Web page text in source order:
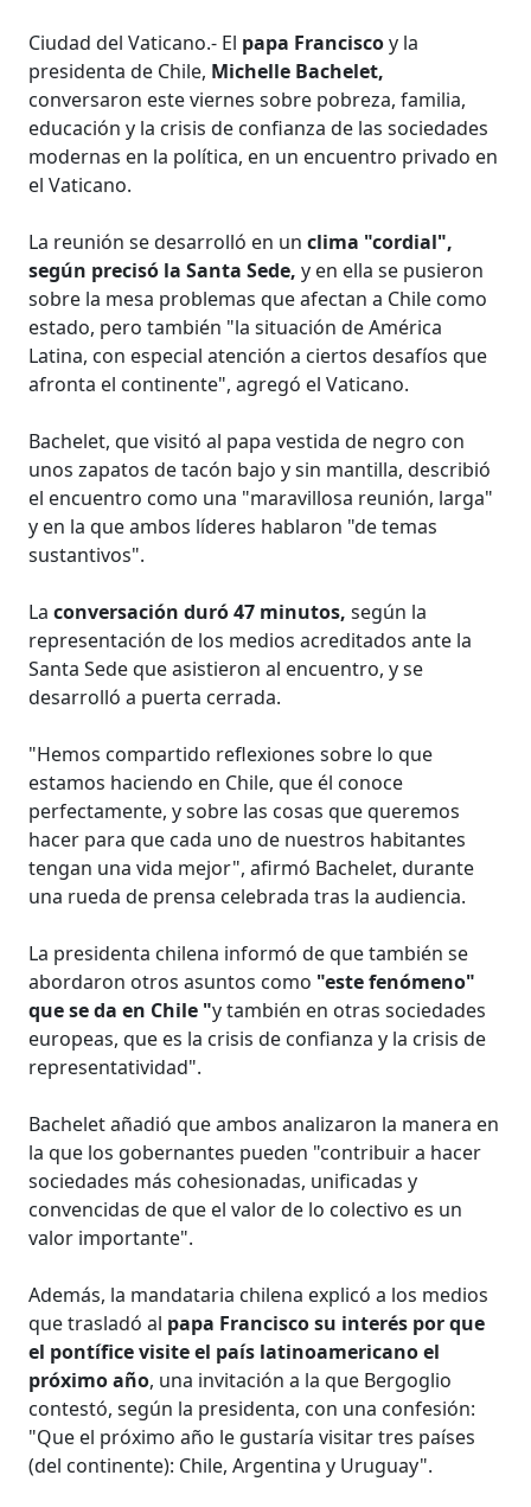
Ciudad del Vaticano.- El papa Franciscoy la
presidenta de Chile, Michelle Bachelet,
conversaron este viernes sobre pobreza, familia,
educación y la crisis de confianza de las sociedades
modernas en la política, en un encuentro privado en
el Vaticano.
La reunión se desarrolló en unclima "cordial",
según precisó la Santa Sede, y en ella se pusieron
sobre la mesa problemas que afectan a Chile como
estado, pero también "la situación de América
Latina, con especial atención a ciertos desafíos que
afronta el continente", agregó el Vaticano.
Bachelet, que visitó al papa vestida de negro con
unos zapatos de tacón bajo y sin mantilla, describió
el encuentro como una "maravillosa reunión, larga"
y en la que ambos líderes hablaron "de temas
sustantivos".
Laconversación duró 47 minutos,según la
representación de los medios acreditados ante la
Santa Sede que asistieron al encuentro, y se
desarrolló a puerta cerrada.
"Hemos compartido reflexiones sobre lo que
estamos haciendo en Chile, que él conoce
perfectamente, y sobre las cosas que queremos
hacer para que cada uno de nuestros habitantes
tengan una vida mejor", afirmó Bachelet, durante
una rueda de prensa celebrada tras la audiencia.
La presidenta chilena informó de que también se
abordaron otros asuntos como "este fenómeno"
que se da en Chile "y también en otras sociedades
europeas, que es la crisis de confianza y la crisis de
representatividad".
Bachelet añadió que ambos analizaron la manera en
la que los gobernantes pueden "contribuir a hacer
sociedades más cohesionadas, unificadas y
convencidas de que el valor de lo colectivo es un
valor importante".
Además, la mandataria chilena explicó a los medios
que trasladó al papa Francisco su interés por que
el pontífice visite el país latinoamericano el
próximo año, una invitación a la que Bergoglio
contestó, según la presidenta, con una confesión:
"Que el próximo año le gustaría visitar tres países
(del continente): Chile, Argentina y Uruguay".